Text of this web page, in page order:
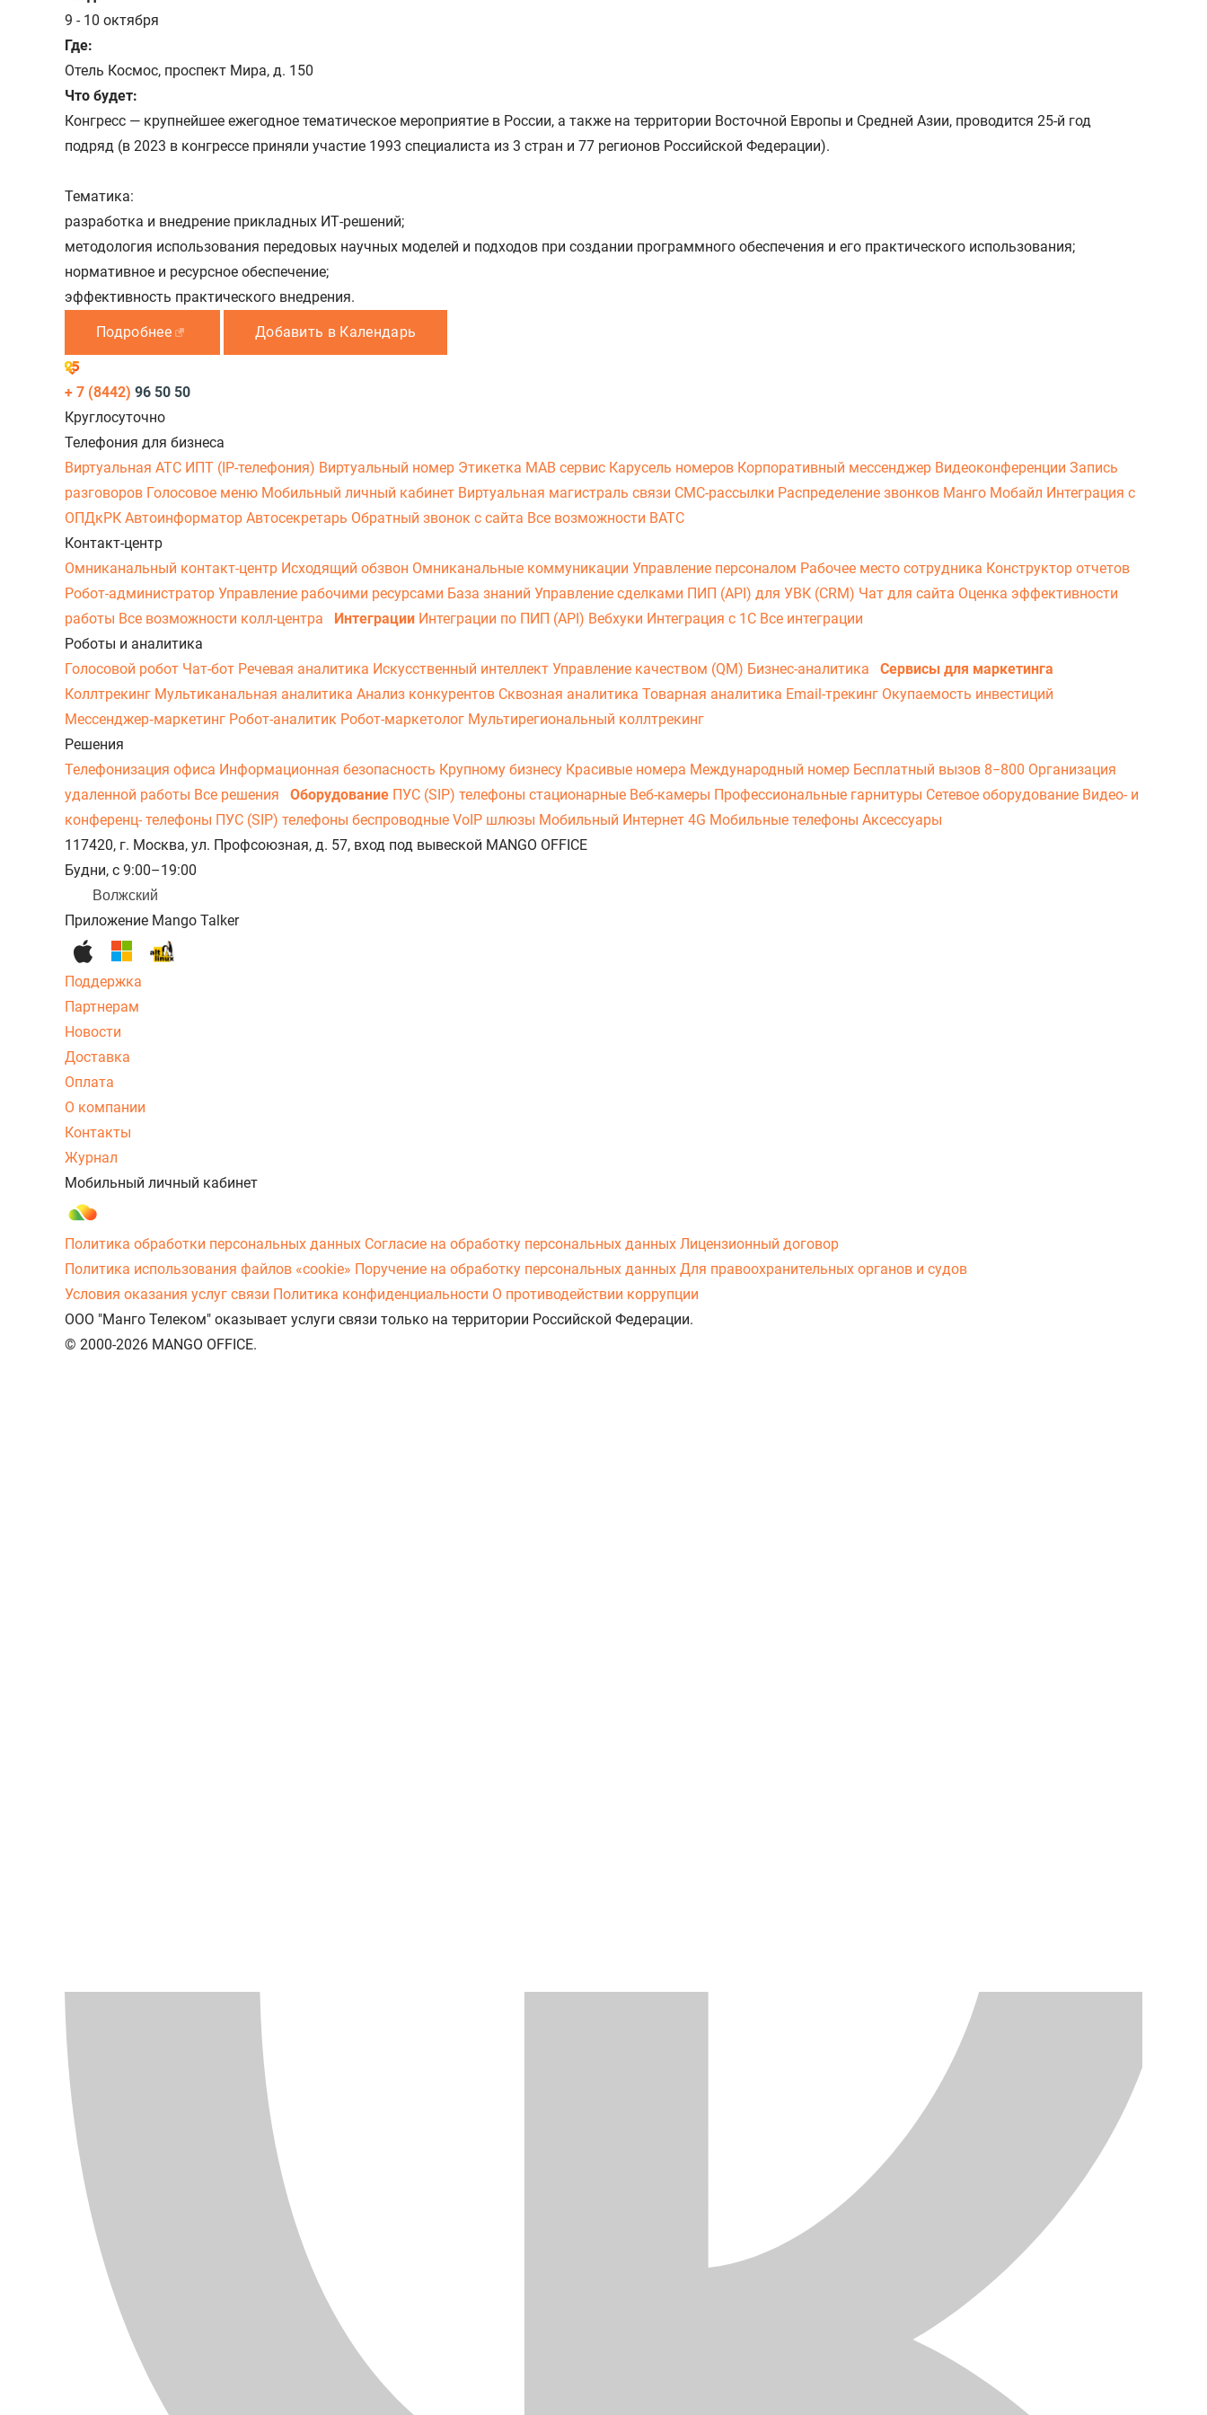
9 - 10 октября
Где:
Отель Космос, проспект Мира, д. 150
Что будет:
Конгресс — крупнейшее ежегодное тематическое мероприятие в России, а также на территории Восточной Европы и Средней Азии, проводится 25-й год
подряд (в 2023 в конгрессе приняли участие 1993 специалиста из 3 стран и 77 регионов Российской Федерации).
Тематика:
разработка и внедрение прикладных ИТ-решений;
методология использования передовых научных моделей и подходов при создании программного обеспечения и его практического использования;
нормативное и ресурсное обеспечение;
эффективность практического внедрения.
Подробнее Добавить в Календарь
+ 7 (8442) 96 50 50
Круглосуточно
Телефония для бизнеса
Виртуальная АТС ИПТ (IP-телефония) Виртуальный номер Этикетка МАВ сервис Карусель номеров Корпоративный мессенджер Видеоконференции Запись
разговоров Голосовое меню Мобильный личный кабинет Виртуальная магистраль связи СМС-рассылки Распределение звонков Манго Мобайл Интеграция с
ОПДкРК Автоинформатор Автосекретарь Обратный звонок с сайта Все возможности ВАТС
Контакт-центр
Омниканальный контакт-центр Исходящий обзвон Омниканальные коммуникации Управление персоналом Рабочее место сотрудника Конструктор отчетов
Робот-администратор Управление рабочими ресурсами База знаний Управление сделками ПИП (API) для УВК (CRM) Чат для сайта Оценка эффективности
работы Все возможности колл-центра Интеграции Интеграции по ПИП (API) Вебхуки Интеграция с 1С Все интеграции
Роботы и аналитика
Голосовой робот Чат-бот Речевая аналитика Искусственный интеллект Управление качеством (QM) Бизнес-аналитика
Сервисы для маркетинга
Коллтрекинг Мультиканальная аналитика Анализ конкурентов Сквозная аналитика Товарная аналитика Email-трекинг Окупаемость инвестиций
Мессенджер‑маркетинг Робот-аналитик Робот-маркетолог Мультирегиональный коллтрекинг
Решения
Телефонизация офиса Информационная безопасность Крупному бизнесу Красивые номера Международный номер Бесплатный вызов 8−800 Организация
удаленной работы Все решения Оборудование ПУС (SIP) телефоны стационарные Веб-камеры Профессиональные гарнитуры Сетевое оборудование Видео- и
конференц- телефоны ПУС (SIP) телефоны беспроводные VoIP шлюзы Мобильный Интернет 4G Мобильные телефоны Аксессуары
117420, г. Москва, ул. Профсоюзная, д. 57, вход под вывеской MANGO OFFICE
Будни, с 9:00–19:00
Волжский
Приложение Mango Talker
Поддержка
Партнерам
Новости
Доставка
Оплата
О компании
Контакты
Журнал
Мобильный личный кабинет
Политика обработки персональных данных Согласие на обработку персональных данных Лицензионный договор
Политика использования файлов «cookie» Поручение на обработку персональных данных Для правоохранительных органов и судов
Условия оказания услуг связи Политика конфиденциальности О противодействии коррупции
ООО "Манго Телеком" оказывает услуги связи только на территории Российской Федерации.
© 2000-2026 MANGO OFFICE.